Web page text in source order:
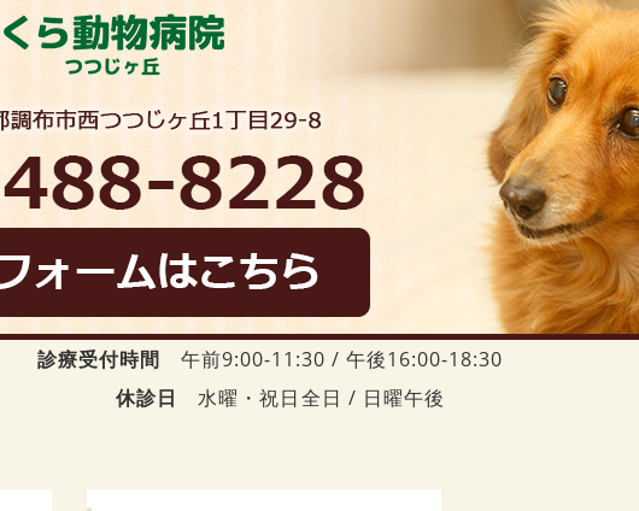
診療受付時間 午前9:00-11:30 / 午後16:00-18:30
休診日
水曜・祝日全日 / 日曜午後